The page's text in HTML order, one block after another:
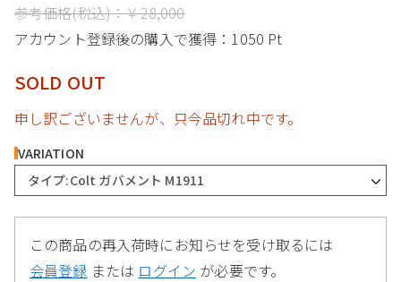
参考価格(税込)：￥28,000
アカウント登録後の購入で獲得： 1050 Pt
SOLD OUT
申し訳ございませんが、只今品切れ中です。
VARIATION
タイプ:Colt ガバメント M1911
この商品の再入荷時にお知らせを受け取るには
会員登録 または ログイン が必要です。